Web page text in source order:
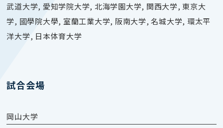
武道大学, 愛知学院大学, 北海学園大学, 関西大学, 東京大
学, 國學院大學, 室蘭工業大学, 阪南大学, 名城大学, 環太平
洋大学, 日本体育大学
試合会場
岡山大学